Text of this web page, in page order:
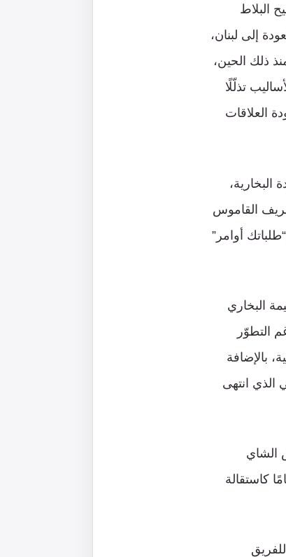
البلاط
إلى لبنان،
ذلك الحين،
تذلّلًا
العلاقات
القاموس
أوامر”
البخاري
التطوّر
بالإضافة
الذي انتهى
الشاي
كاستقالة